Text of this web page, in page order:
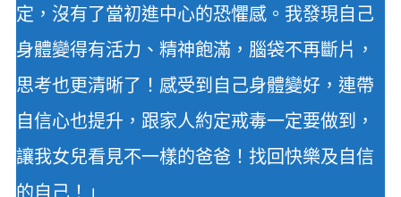
定，沒有了當初進中心的恐懼感。我發現自己
身體變得有活力、精神飽滿，腦袋不再斷片，
思考也更清晰了！感受到自己身體變好，連帶
自信心也提升，跟家人約定戒毒一定要做到，
讓我女兒看見不一樣的爸爸！找回快樂及自信
的自己！」